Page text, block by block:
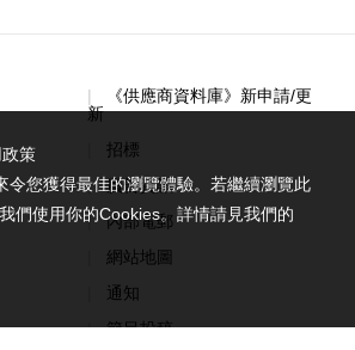
《供應商資料庫》新申請/更
新
招標
廣告資訊
內部電郵
網站地圖
通知
節目投稿
策
令您獲得最佳的瀏覽體驗。若繼續瀏覽此
們使用你的Cookies。詳情請見我們的